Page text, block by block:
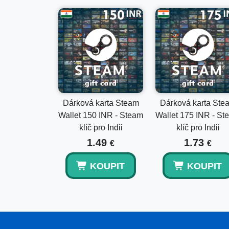
Dárková karta Steam
Wallet 150 INR - Steam
klíč pro Indii
1.49 €
KOUPIT
Dárková karta
Wallet 175 INR -
klíč pro Indii
1.73 €
KOUPIT